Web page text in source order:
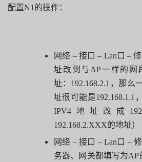
配置N1的操作：
网络 – 接口 – Lan 口 –
址改到与 AP一样的网
址： 192.168.2.1 ，那么
址很可能是192.168.1.1
IPV4 地址改成
192.168.2.XXX的地址）
网络 – 接口 – Lan 口 –
务器、网关都填写为AP